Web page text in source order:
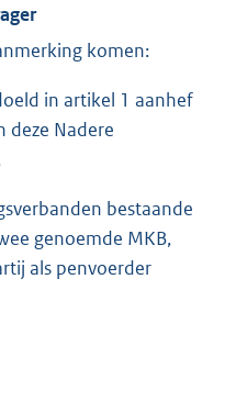
komen:
in artikel 1 aanhef
deze Nadere
bestaande
genoemde MKB,
als penvoerder